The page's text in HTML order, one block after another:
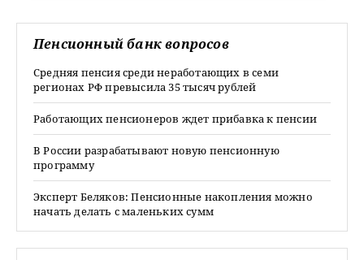
Пенсионный банк вопросов
Средняя пенсия среди неработающих в семи
регионах РФ превысила 35 тысяч рублей
Работающих пенсионеров ждет прибавка к пенсии
В России разрабатывают новую пенсионную
программу
Эксперт Беляков: Пенсионные накопления можно
начать делать с маленьких сумм